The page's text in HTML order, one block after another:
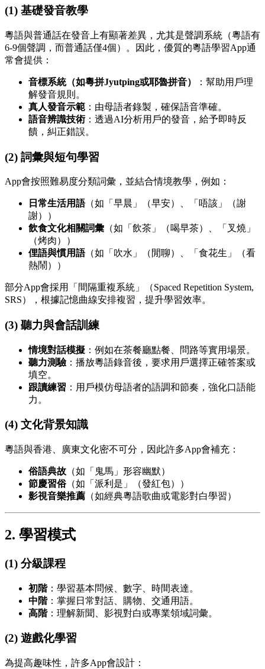
(1) 基礎發音教學
粵語與普通話在發音上有顯著差異，尤其是聲調系統（粵語有
6-9個聲調，而普通話僅4個）。因此，優質的粵語學習App通
常會提供：
音標系統（如粵拼Jyutping或耶魯拼音）
：幫助用戶理
解發音規則。
真人發音示範 ：由母語者錄製，確保語音準確。
語音辨識技術：透過AI分析用戶的發音，給予即時反
饋，糾正錯誤。
(2) 詞彙與短句學習
App會按照難易度分類詞彙，並結合情境教學，例如：
日常生活用語（如「早晨」（早安）、「唔該」（謝
謝））
飲食文化相關詞彙 （如「飲茶」（喝早茶）、「叉燒」
（烤肉））
俚語與慣用語（如「吹水」（閒聊）、「食花生」（看
熱鬧））
部分App會採用「間隔重複系統」（Spaced Repetition System,
SRS），根據記憶曲線安排複習，提升學習效率。
(3) 聽力與會話訓練
情境對話模擬 ：例如在茶餐廳點餐、問路等實用場景。
聽力測驗：播放粵語錄音後，要求用戶選擇正確答案或
填空。
跟讀練習 ：用戶模仿母語者的語調和節奏，強化口語能
力。
(4) 文化背景知識
粵語與香港、廣東文化密不可分，因此許多App會補充：
俗語典故 （如「鬼馬」形容幽默）
節慶習俗（如「派利是」（發紅包））
影視音樂推薦 （如經典粵語歌曲或電影對白學習）
2. 學習模式
(1) 分級課程
初階：學習基本問候、數字、時間表達。
中階：掌握日常對話、購物、交通用語。
高階：理解新聞、影視對白或專業領域詞彙。
(2) 遊戲化學習
為提高趣味性，許多App會設計：